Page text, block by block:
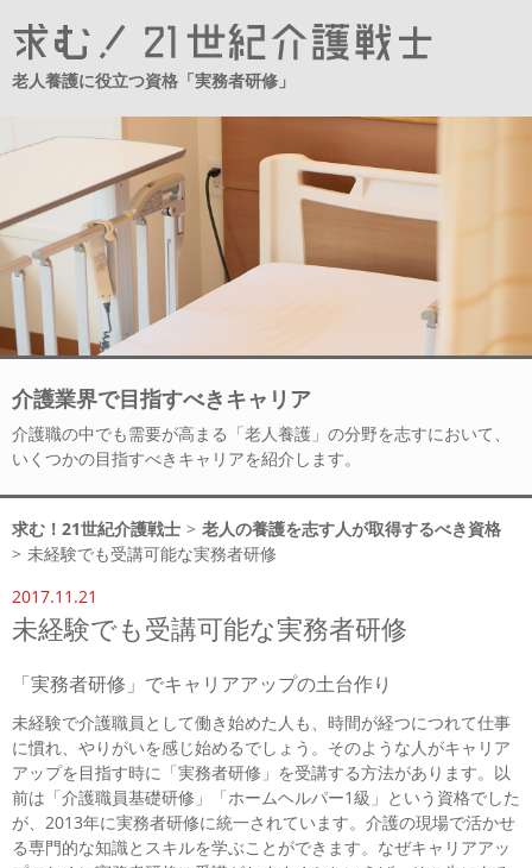
老人養護に役立つ資格「実務者研修」
介護業界で目指すべきキャリア
介護職の中でも需要が高まる「老人養護」の分野を志すにおいて、
いくつかの目指すべきキャリアを紹介します。
求む！21世紀介護戦士 > 老人の養護を志す人が取得するべき資格
> 未経験でも受講可能な実務者研修
2017.11.21
未経験でも受講可能な実務者研修
「実務者研修」でキャリアアップの土台作り
未経験で介護職員として働き始めた人も、時間が経つにつれて仕事
に慣れ、やりがいを感じ始めるでしょう。そのような人がキャリア
アップを目指す時に「実務者研修」を受講する方法があります。以
前は「介護職員基礎研修」「ホームヘルパー1級」という資格でした
が、2013年に実務者研修に統一されています。介護の現場で活かせ
る専門的な知識とスキルを学ぶことができます。なぜキャリアアッ